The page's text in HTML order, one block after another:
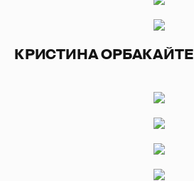
КРИСТИНА ОРБАКАЙТЕ